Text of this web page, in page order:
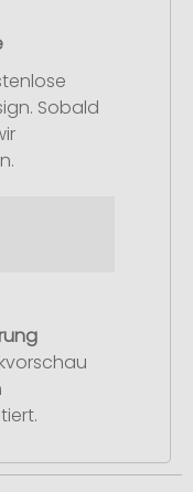
Sobald